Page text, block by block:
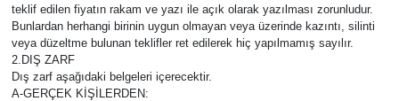
teklif edilen fiyatın rakam ve yazı ile açık olarak yazılması zorunludur.
Bunlardan herhangi birinin uygun olmayan veya üzerinde kazıntı, silinti
veya düzeltme bulunan teklifler ret edilerek hiç yapılmamış sayılır.
2.DIŞ ZARF
Dış zarf aşağıdaki belgeleri içerecektir.
A-GERÇEK KİŞİLERDEN: